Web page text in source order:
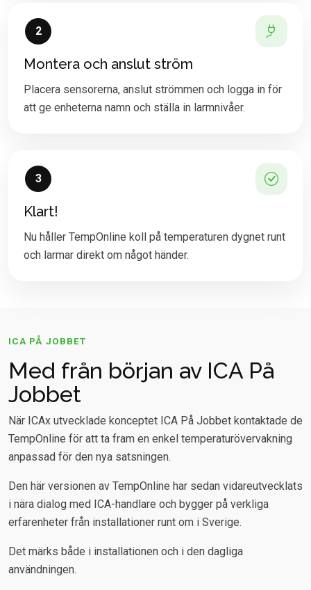
2
Montera och anslut ström
Placera sensorerna, anslut strömmen och logga in för
att ge enheterna namn och ställa in larmnivåer.
3
Klart!
Nu håller TempOnline koll på temperaturen dygnet runt
och larmar direkt om något händer.
ICA PÅ JOBBET
Med från början av ICA På
Jobbet
När ICAx utvecklade konceptet ICA På Jobbet kontaktade de
TempOnline för att ta fram en enkel temperaturövervakning
anpassad för den nya satsningen.
Den här versionen av TempOnline har sedan vidareutvecklats
i nära dialog med ICA-handlare och bygger på verkliga
erfarenheter från installationer runt om i Sverige.
Det märks både i installationen och i den dagliga
användningen.